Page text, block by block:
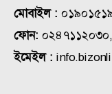
মোবাইল :
ফোন:
ইমেইল :